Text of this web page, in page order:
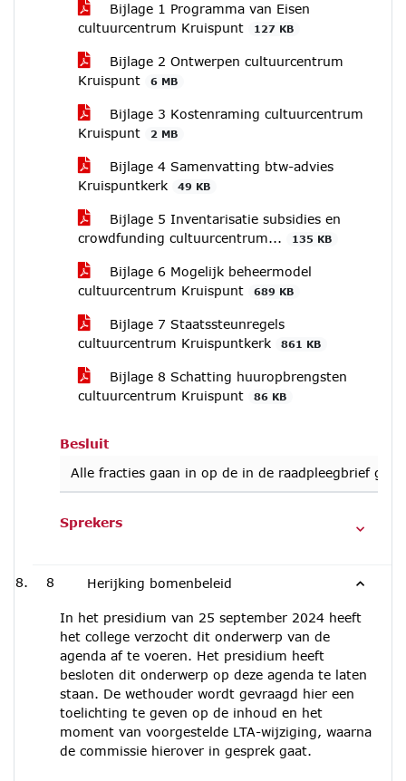
Bijlage 1 Programma van Eisen
cultuurcentrum Kruispunt
127 KB
Bijlage 2 Ontwerpen cultuurcentrum
Kruispunt
6 MB
Bijlage 3 Kostenraming cultuurcentrum
Kruispunt
2 MB
Bijlage 4 Samenvatting btw-advies
Kruispuntkerk
49 KB
Bijlage 5 Inventarisatie subsidies en
crowdfunding cultuurcentrum...
135 KB
Bijlage 6 Mogelijk beheermodel
cultuurcentrum Kruispunt
689 KB
Bijlage 7 Staatssteunregels
cultuurcentrum Kruispuntkerk
861 KB
Bijlage 8 Schatting huuropbrengsten
cultuurcentrum Kruispunt
86 KB
Besluit
Alle fracties gaan in op de in de raadpleegbrief
Sprekers
8 Herijking bomenbeleid
In het presidium van 25 september 2024 heeft
het college verzocht dit onderwerp van de
agenda af te voeren. Het presidium heeft
besloten dit onderwerp op deze agenda te laten
staan. De wethouder wordt gevraagd hier een
toelichting te geven op de inhoud en het
moment van voorgestelde LTA-wijziging, waarna
de commissie hierover in gesprek gaat.